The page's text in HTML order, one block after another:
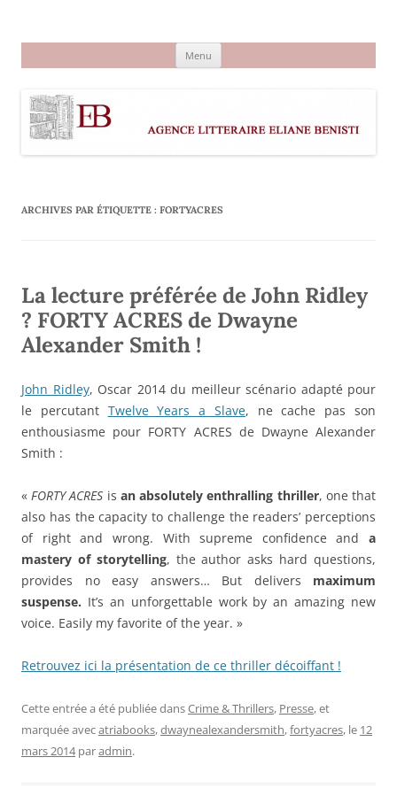
Menu
ARCHIVES PAR ÉTIQUETTE : FORTYACRES
La lecture préférée de John Ridley
? FORTY ACRES de Dwayne
Alexander Smith !
John Ridley, Oscar 2014 du meilleur scénario adapté pour
le percutant Twelve Years a Slave, ne cache pas son
enthousiasme pour FORTY ACRES de Dwayne Alexander
Smith :
« FORTY ACRES is an absolutely enthralling thriller, one that
also has the capacity to challenge the readers’ perceptions
of right and wrong. With supreme confidence and a
mastery of storytelling, the author asks hard questions,
provides no easy answers… But delivers maximum
suspense. It’s an unforgettable work by an amazing new
voice. Easily my favorite of the year. »
Retrouvez ici la présentation de ce thriller décoiffant !
Cette entrée a été publiée dansCrime & Thrillers, Presse, et
marquée avecatriabooks,dwaynealexandersmith,fortyacres, le 12
mars 2014 paradmin.